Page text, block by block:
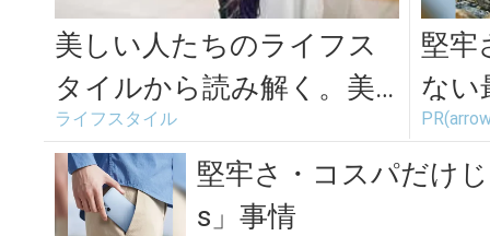
美しい人たちのライフス
タイルから読み解く。美
女を作るための20の習慣
とは
ライフスタイル
堅牢
ない
堅牢さ・コスパだけ
s」事情